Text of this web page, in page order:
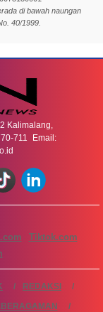
di bawah naungan
40/1999.
Kalimalang,
711 Email:
Tiktok.com
REDAKSI